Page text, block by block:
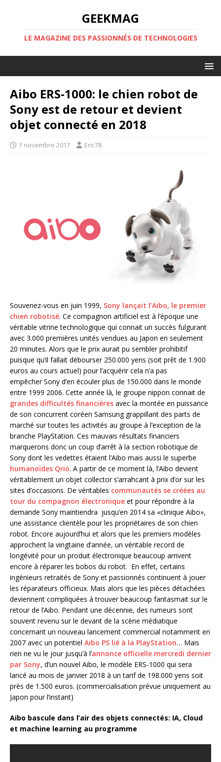
GEEKMAG
LE MAGAZINE DES PASSIONNÉS DE TECHNOLOGIES
Aibo ERS-1000: le chien robot de
Sony est de retour et devient
objet connecté en 2018
1 novembre 2017 Eric78
Souvenez-vous en juin 1999, Sony lançait l’Aibo, le premier
chien robotisé. Ce compagnon artificiel est à l’époque une
véritable vitrine technologique qui connait un succès fulgurant
avec 3.000 premières unités vendues au Japon en seulement
20 minutes. Alors que le prix aurait pu sembler prohibitif
puisque qu’il fallait débourser 250.000 yens (soit prêt de 1.900
euros au cours actuel) pour l’acquérir cela n’a pas
empêcher Sony d’en écouler plus de 150.000 dans le monde
entre 1999 2006. Cette année là, le groupe nippon connait de
grandes difficultés financières avec la montée en puissance
de son concurrent coréen Samsung grappillant des parts de
marché sur toutes les activités au groupe à l’exception de la
branche PlayStation. Ces mauvais résultats financiers
marquerons donc un coup d’arrêt à la section robotique de
Sony dont les vedettes étaient l’Aibo mais aussi le superbe
humanoïdes Qrio. A partir de ce moment là, l’Aibo devient
véritablement un objet collector s’arrahcant à prix d’or sur les
sites d’occasions. De véritables communautés se créées au
tour du compagnon électronique et pour répondre à la
demande Sony maintiendra jusqu’en 2014 sa «clinique Aibo»,
une assistance clientèle pour les propriétaires de son chien
robot. Encore aujourd’hui et alors que les premiers modèles
approchent la vingtaine d’année, un véritable record de
longévité pour un produit électronique beaucoup arrivent
encore à réparer les bobos du robot. En effet, certains
ingénieurs retraités de Sony et passionnés continuent à jouer
les réparateurs officieux. Mais alors que les pièces détachées
deviennent compliquées à trouver beaucoup fantasmait sur le
retour de l’Aibo. Pendant une décennie, des rumeurs sont
souvent revenu sur le devant de la scène médiatique
concernant un nouveau lancement commercial notamment en
2007 avec un potentiel Aibo PS lié à la PlayStation… Mais
rien ne vu le jour jusqu’à l’annonce officielle mercredi dernier
par Sony, d’un nouvel Aibo, le modèle ERS-1000 qui sera
lancé au mois de janvier 2018 à un tarif de 198.000 yens soit
près de 1.500 euros. (commercialisation prévue uniquement au
Japon pour l’instant)
Aibo bascule dans l’air des objets connectés: IA, Cloud
et machine learning au programme